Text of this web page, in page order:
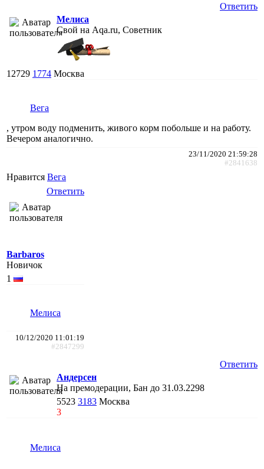
Ответить
Мелиса
Свой на Aqa.ru, Советник
12729 1774 Москва
Вега
, утром воду подменить, живого корм побольше и на работу.
Вечером аналогично.
23/11/2020 21:59:28
#2841638
Нравится Вега
Ответить
Barbaros
Новичок
1
Мелиса
10/12/2020 11:01:19
#2847299
Ответить
Андерсен
На премодерации, Бан до 31.03.2298
5523 3183 Москва
3
Мелиса